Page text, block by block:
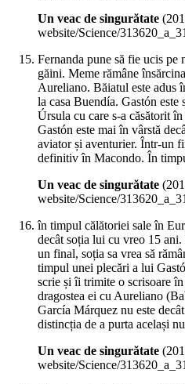
Un veac de singurătate (
website/Science/
Fernanda pune să fie ucis
găini. Meme rămâne
Aureliano. Băiatul este adus
la casa Buendía. Gastón este
Úrsula cu care s-a căsătorit
Gastón este mai în vârstă
aviator și aventurier. Într-un
definitiv în Macondo. În
Un veac de singurătate (
website/Science/
în timpul călătoriei sale în
decât soția lui cu vreo 15
un final, soția sa vrea să
timpul unei plecări a lui
scrie și îi trimite o scrisoare
dragostea ei cu Aureliano
García Márquez nu este
distincția de a purta același
Un veac de singurătate (
website/Science/